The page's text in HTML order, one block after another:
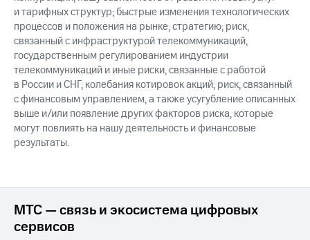
и тарифных структур; быстрые изменения технологических
процессов и положения на рынке; стратегию; риск,
связанный с инфраструктурой телекоммуникаций,
государственным регулированием индустрии
телекоммуникаций и иные риски, связанные с работой
в России и СНГ; колебания котировок акций; риск, связанный
с финансовым управлением, а также усугубление описанных
выше и/или появление других факторов риска, которые
могут повлиять на нашу деятельность и финансовые
результаты.
МТС — связь и экосистема цифровых
сервисов